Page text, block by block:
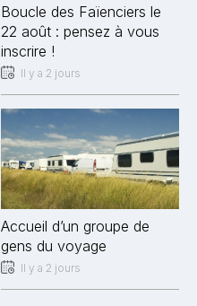
Boucle des Faïenciers le
22 août : pensez à vous
inscrire !
Il y a 2 jours
Accueil d’un groupe de
gens du voyage
Il y a 2 jours